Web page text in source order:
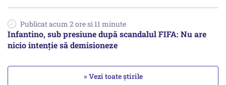
Publicat acum 2 ore si 11 minute
Infantino, sub presiune după scandalul FIFA: Nu are
nicio intenție să demisioneze
» Vezi toate știrile